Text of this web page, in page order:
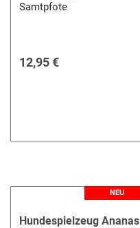
Samtpfote
12,95 €
NEU
Hundespielzeug Ananas